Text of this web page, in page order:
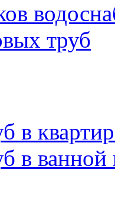
труб
в
в ванной